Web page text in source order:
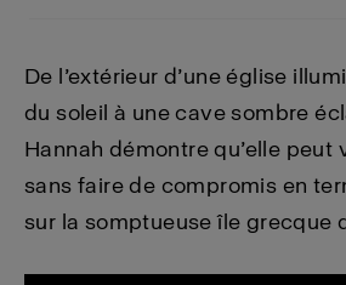
De l’extérieur d’une église
du soleil à une cave sombre
Hannah démontre qu’elle peut
sans faire de compromis en
sur la somptueuse île grecque